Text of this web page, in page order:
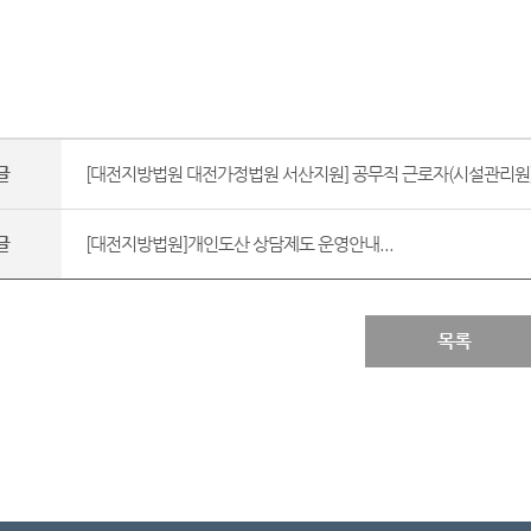
[대전지방법원 대전가정법원 서산지원] 공무직 근로자(시설관리원
[대전지방법원]개인도산 상담제도 운영안내...
목록